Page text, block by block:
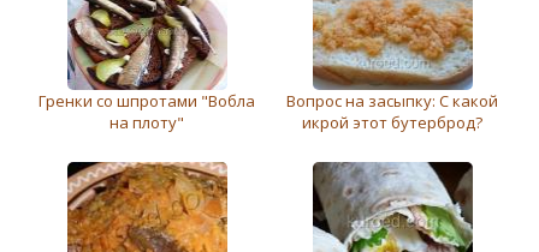
Гренки со шпротами "Вобла
на плоту"
Вопрос на засыпку: С какой
икрой этот бутерброд?